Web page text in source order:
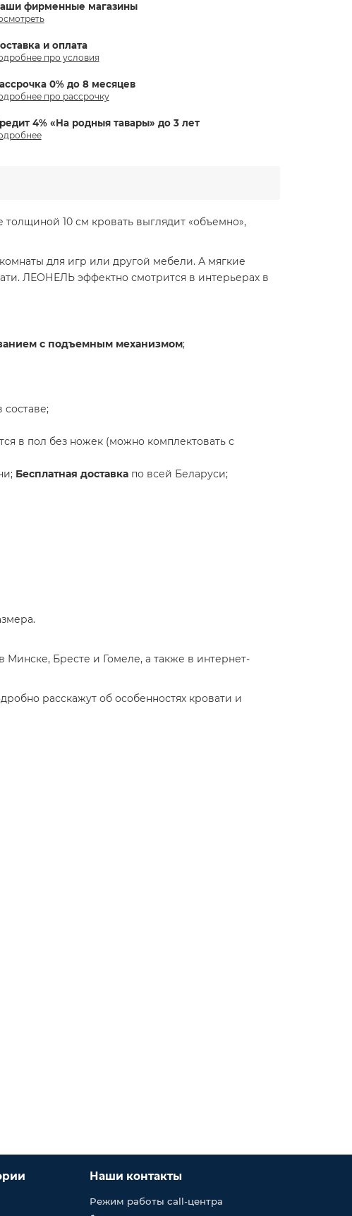
фирменные магазины
и оплата
про условия
0% до 8 месяцев
про рассрочку
4% «На родныя тавары» до 3 лет
10 см кровать выглядит «объемно»,
для игр или другой мебели. А мягкие
ЛЕОНЕЛЬ эффектно смотрится в интерьерах в
с подъемным механизмом;
составе;
в пол без ножек (можно комплектовать с
Бесплатная доставка по всей Беларуси;
Минске, Бресте и Гомеле, а также в интернет-
расскажут об особенностях кровати и
Наши контакты
Режим работы call-центра